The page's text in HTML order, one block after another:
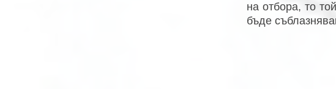
на отбора, то
бъде